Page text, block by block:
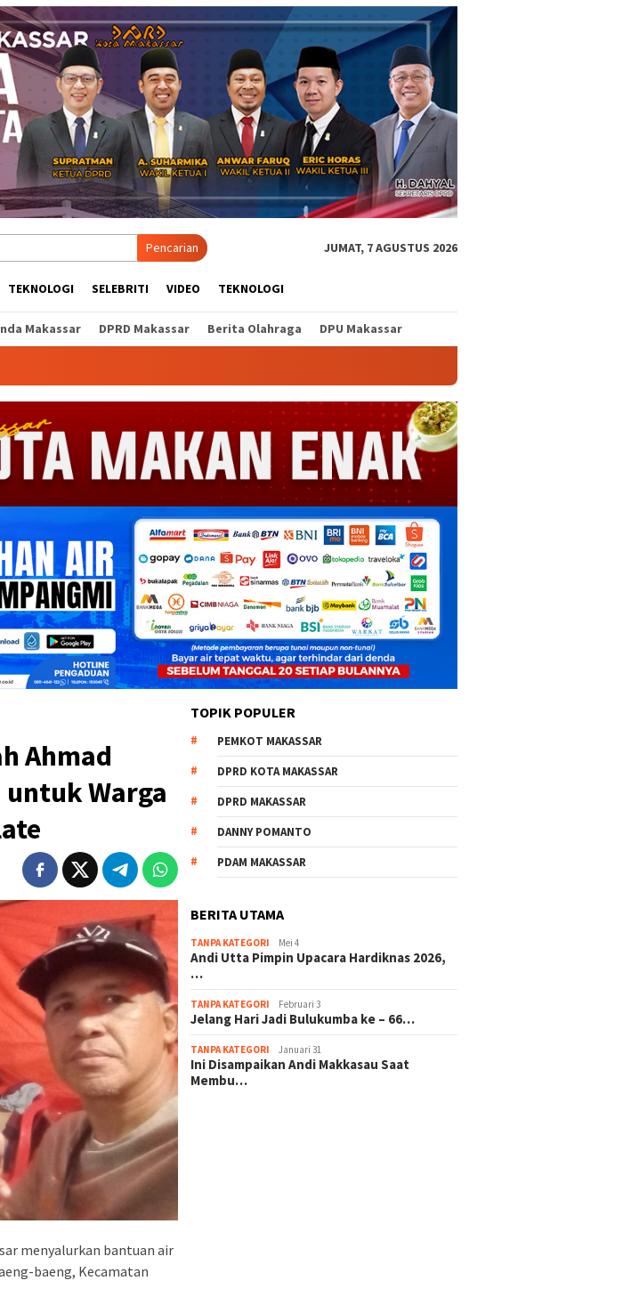
Pencarian JUMAT, 7 AGUSTUS 2026
TEKNOLOGI SELEBRITI VIDEO TEKNOLOGI
Makassar DPRD Makassar Berita Olahraga DPU Makassar
Ahmad
Warga
menyalurkan bantuan air
baeng, Kecamatan
TOPIK POPULER
PEMKOT MAKASSAR
DPRD KOTA MAKASSAR
DPRD MAKASSAR
DANNY POMANTO
PDAM MAKASSAR
BERITA UTAMA
TANPA KATEGORI Mei 4
Andi Utta Pimpin Upacara Hardiknas 2026,
…
TANPA KATEGORI Februari 3
Jelang Hari Jadi Bulukumba ke – 66…
TANPA KATEGORI Januari 31
Ini Disampaikan Andi Makkasau Saat
Membu…